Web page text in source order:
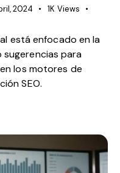
2024 1K Views
está enfocado en la
para
los motores de
SEO.